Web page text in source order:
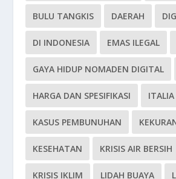
BULU TANGKIS DAERAH
DI INDONESIA EMAS ILEGAL
GAYA HIDUP NOMADEN DIGITAL
HARGA DAN SPESIFIKASI ITALIA
KASUS PEMBUNUHAN
KESEHATAN KRISIS AIR BERSIH
KRISIS IKLIM LIDAH BUAYA